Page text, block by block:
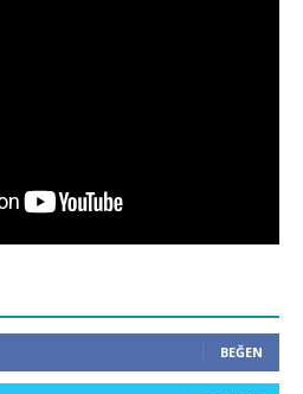
BEĞEN